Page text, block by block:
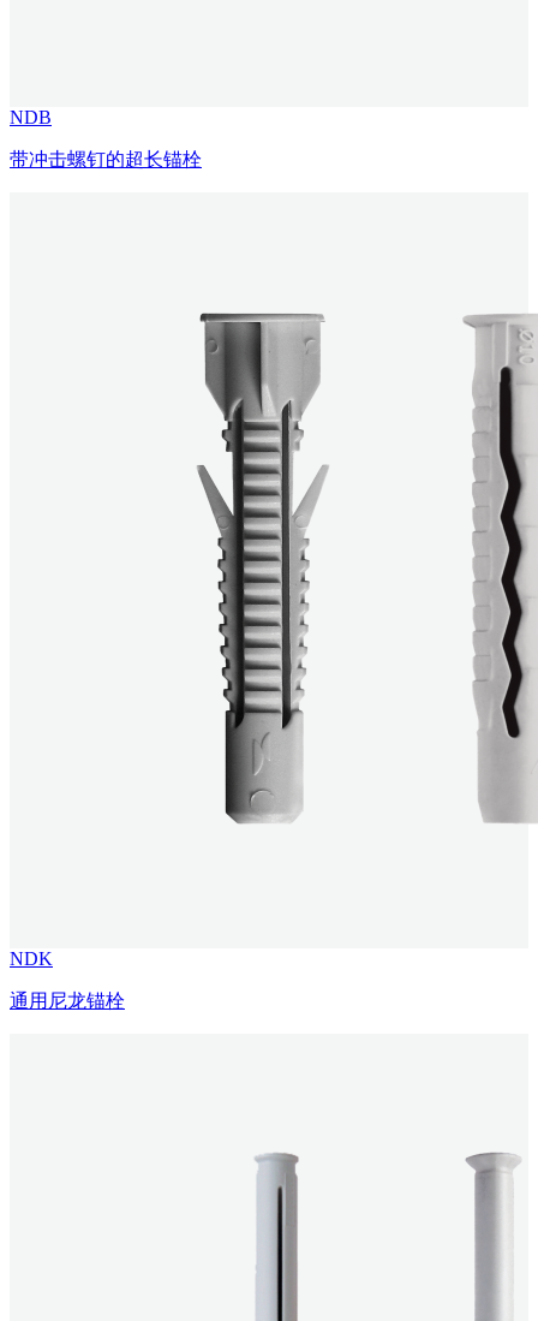
NDB
带冲击螺钉的超长锚栓
NDK
通用尼龙锚栓